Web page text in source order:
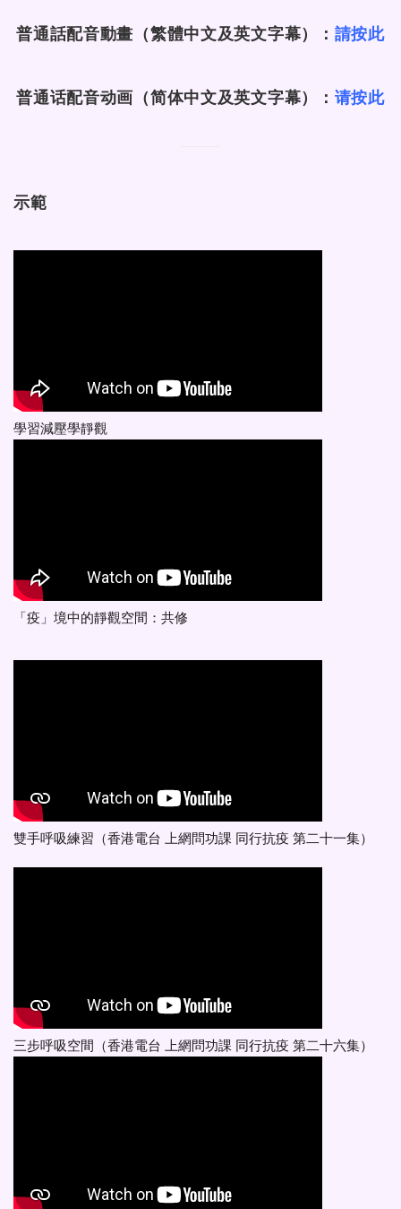
普通話配音動畫（繁體中文及英文字幕）： 請按此
普通话配音动画（简体中文及英文字幕）： 请按此
示範
學習減壓學靜觀
「疫」境中的靜觀空間：共修
雙手呼吸練習（香港電台 上網問功課 同行抗疫 第二十一集）
三步呼吸空間（香港電台 上網問功課 同行抗疫 第二十六集）